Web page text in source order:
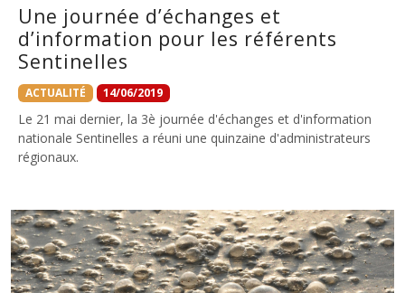
Une journée d’échanges et
d’information pour les référents
Sentinelles
ACTUALITÉ 14/06/2019
Le 21 mai dernier, la 3è journée d'échanges et d'information
nationale Sentinelles a réuni une quinzaine d'administrateurs
régionaux.